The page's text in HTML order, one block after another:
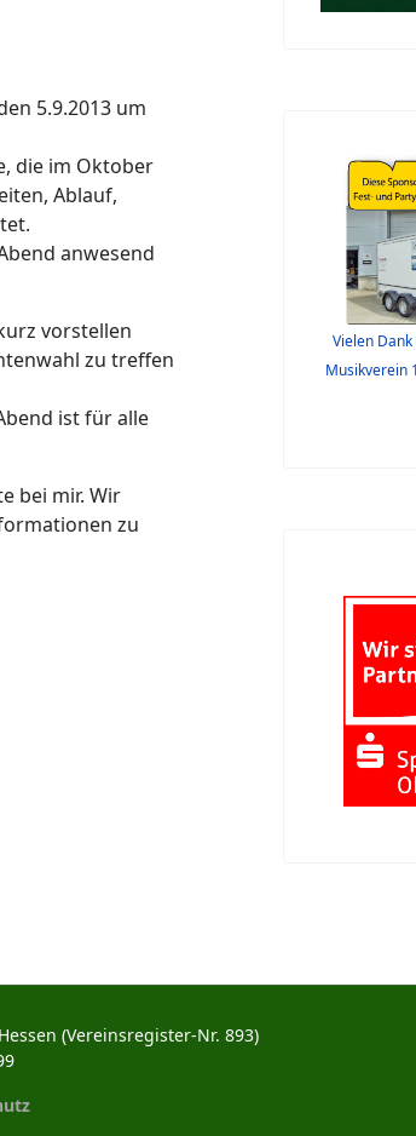
5.9.2013 um
die im Oktober
Ablauf,
anwesend
vorstellen
zu treffen
ist für alle
bei mir. Wir
zu
Vielen
Musikverein
(Vereinsregister-Nr. 893)